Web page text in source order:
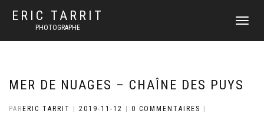
ERIC TARRIT
PHOTOGRAPHE
DÉPLIER
MER DE NUAGES – CHAÎNE DES PUYS
PAR ERIC TARRIT 2019-11-12 0 COMMENTAIRES